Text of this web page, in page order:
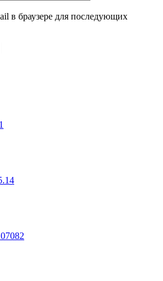
в браузере для последующих